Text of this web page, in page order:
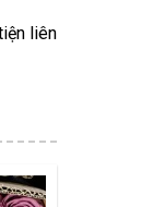
liên